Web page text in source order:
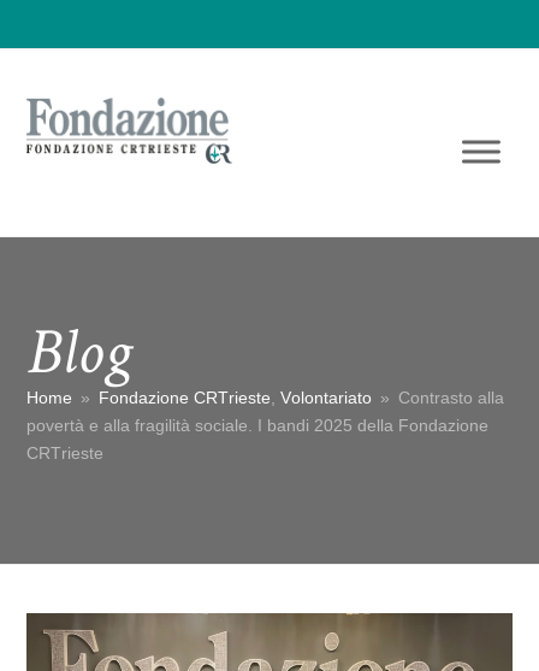
Blog
Home » Fondazione CRTrieste ,Volontariato » Contrasto alla
povertà e alla fragilità sociale. I bandi 2025 della Fondazione
CRTrieste